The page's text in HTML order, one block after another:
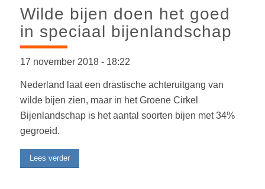
Wilde bijen doen het goed
in speciaal bijenlandschap
17 november 2018 -18:22
Nederland laat een drastische achteruitgang van
wilde bijen zien, maar in het Groene Cirkel
Bijenlandschap is het aantal soorten bijen met 34%
gegroeid.
Lees verder